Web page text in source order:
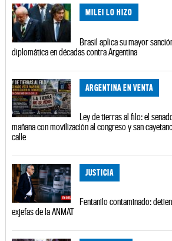
MILEI LO HIZO
Brasil aplica su mayor
diplomática en décadas contra Argentina
ARGENTINA EN VENTA
Ley de tierras al filo: el
mañana con movilización al congreso y san
calle
JUSTICIA
Fentanilo contaminado:
exjefas de la ANMAT